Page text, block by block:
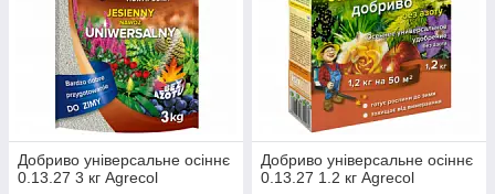
Добриво універсальне осіннє
0.13.27 3 кг Agrecol
Добриво універсальне осіннє
0.13.27 1.2 кг Agrecol